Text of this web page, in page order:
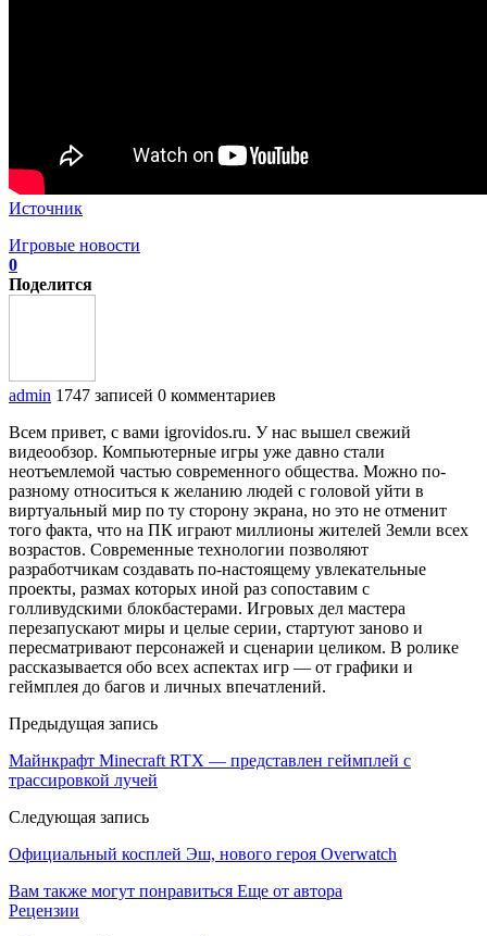
Источник
Игровые новости
0
Поделится
admin 1747 записей 0 комментариев
Всем привет, с вами igrovidos.ru. У нас вышел свежий
видеообзор. Компьютерные игры уже давно стали
неотъемлемой частью современного общества. Можно по-
разному относиться к желанию людей с головой уйти в
виртуальный мир по ту сторону экрана, но это не отменит
того факта, что на ПК играют миллионы жителей Земли всех
возрастов. Современные технологии позволяют
разработчикам создавать по-настоящему увлекательные
проекты, размах которых иной раз сопоставим с
голливудскими блокбастерами. Игровых дел мастера
перезапускают миры и целые серии, стартуют заново и
пересматривают персонажей и сценарии целиком. В ролике
рассказывается обо всех аспектах игр — от графики и
геймплея до багов и личных впечатлений.
Предыдущая запись
Майнкрафт Minecraft RTX — представлен геймплей с
трассировкой лучей
Следующая запись
Официальный косплей Эш, нового героя Overwatch
Вам также могут понравиться Еще от автора
Рецензии